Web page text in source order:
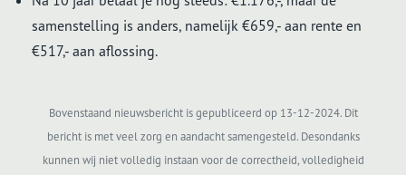
samenstelling is anders, namelijk €659,- aan rente en
€517,- aan aflossing.
Bovenstaand nieuwsbericht is gepubliceerd op 13-12-2024. Dit
bericht is met veel zorg en aandacht samengesteld. Desondanks
kunnen wij niet volledig instaan voor de correctheid, volledigheid